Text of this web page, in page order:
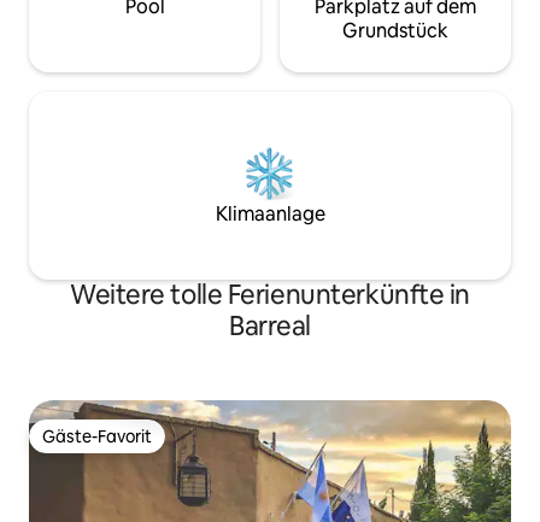
Pool
Parkplatz auf dem
Grundstück
Klimaanlage
Weitere tolle Ferienunterkünfte in
Barreal
Gäste-Favorit
Gäste-Favorit